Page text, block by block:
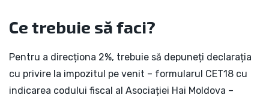
Ce trebuie să faci?
Pentru a direcționa 2%, trebuie să depuneți declarația
cu privire la impozitul pe venit – formularul CET18 cu
indicarea codului fiscal al Asociației Hai Moldova –